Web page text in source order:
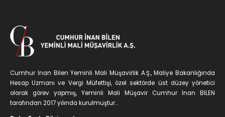
Cumhur İnan Bilen Yeminli Mali Müşavirlik A.Ş., Maliye Bakanlığında
Hesap Uzmanı ve Vergi Müfettişi, özel sektörde üst düzey yönetici
olarak görev yapmış, Yeminli Mali Müşavir Cumhur İnan BİLEN
tarafından 2017 yılında kurulmuştur...